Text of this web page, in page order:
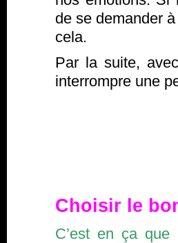
de se demander
cela.
Par la suite,
interrompre une
Choisir le
C’est en ça